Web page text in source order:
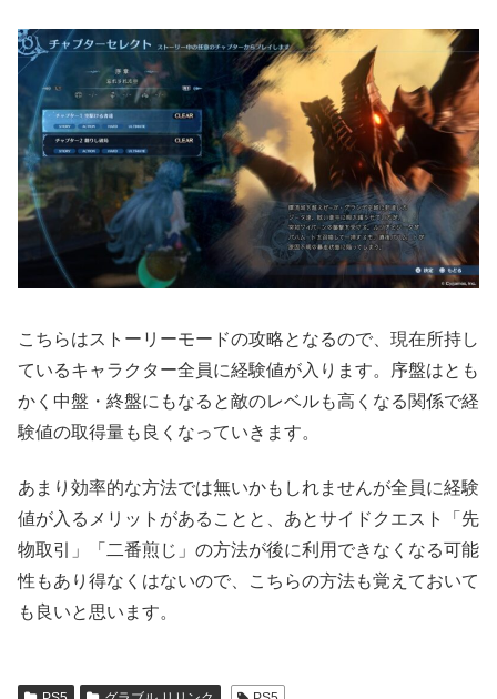
こちらはストーリーモードの攻略となるので、現在所持し
ているキャラクター全員に経験値が入ります。序盤はとも
かく中盤・終盤にもなると敵のレベルも高くなる関係で経
験値の取得量も良くなっていきます。
あまり効率的な方法では無いかもしれませんが全員に経験
値が入るメリットがあることと、あとサイドクエスト「先
物取引」「二番煎じ」の方法が後に利用できなくなる可能
性もあり得なくはないので、こちらの方法も覚えておいて
も良いと思います。